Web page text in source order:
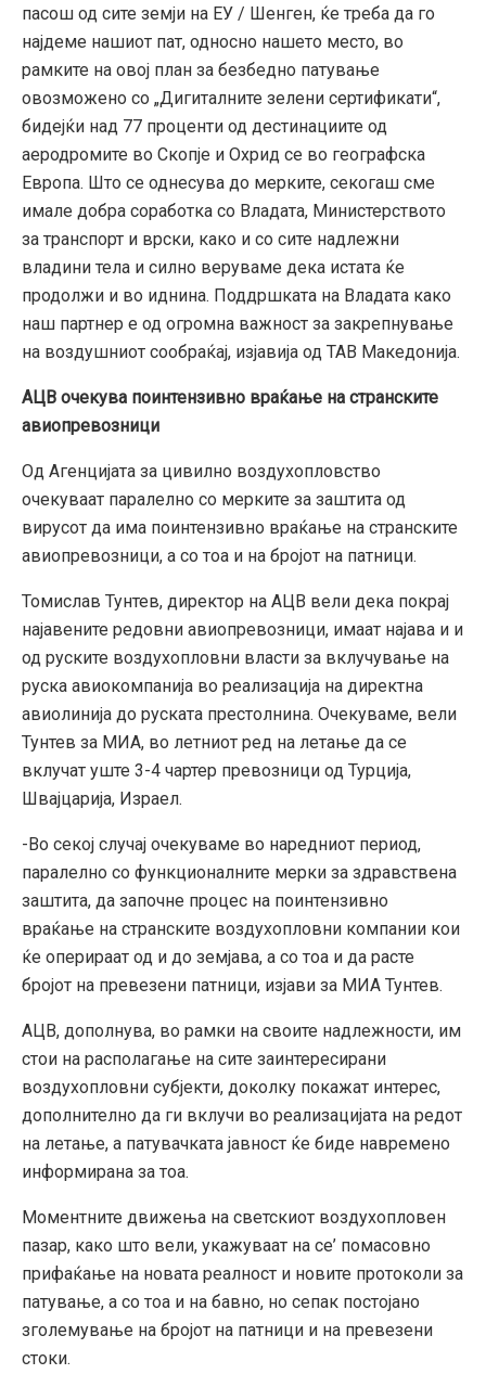
пасош од сите земји на ЕУ / Шенген, ќе треба да го
најдеме нашиот пат, односно нашето место, во
рамките на овој план за безбедно патување
овозможено со „Дигиталните зелени сертификати“,
бидејќи над 77 проценти од дестинациите од
аеродромите во Скопје и Охрид се во географска
Европа. Што се однесува до мерките, секогаш сме
имале добра соработка со Владата, Министерството
за транспорт и врски, како и со сите надлежни
владини тела и силно веруваме дека истата ќе
продолжи и во иднина. Поддршката на Владата како
наш партнер е од огромна важност за закрепнување
на воздушниот сообраќај, изјавија од ТАВ Македонија.
АЦВ очекува поинтензивно враќање на странските
авиопревозници
Од Агенцијата за цивилно воздухопловство
очекуваат паралелно со мерките за заштита од
вирусот да има поинтензивно враќање на странските
авиопревозници, а со тоа и на бројот на патници.
Томислав Тунтев, директор на АЦВ вели дека покрај
најавените редовни авиопревозници, имаат најава и и
од руските воздухопловни власти за вклучување на
руска авиокомпанија во реализација на директна
авиолинија до руската престолнина. Очекуваме, вели
Тунтев за МИА, во летниот ред на летање да се
вклучат уште 3-4 чартер превозници од Турција,
Швајцарија, Израел.
-Во секој случај очекуваме во наредниот период,
паралелно со функционалните мерки за здравствена
заштита, да започне процес на поинтензивно
враќање на странските воздухопловни компании кои
ќе оперираат од и до земјава, а со тоа и да расте
бројот на превезени патници, изјави за МИА Тунтев.
АЦВ, дополнува, во рамки на своите надлежности, им
стои на располагање на сите заинтересирани
воздухопловни субјекти, доколку покажат интерес,
дополнително да ги вклучи во реализацијата на редот
на летање, а патувачката јавност ќе биде навремено
информирана за тоа.
Моментните движења на светскиот воздухопловен
пазар, како што вели, укажуваат на се’ помасовно
прифаќање на новата реалност и новите протоколи за
патување, а со тоа и на бавно, но сепак постојано
зголемување на бројот на патници и на превезени
стоки.